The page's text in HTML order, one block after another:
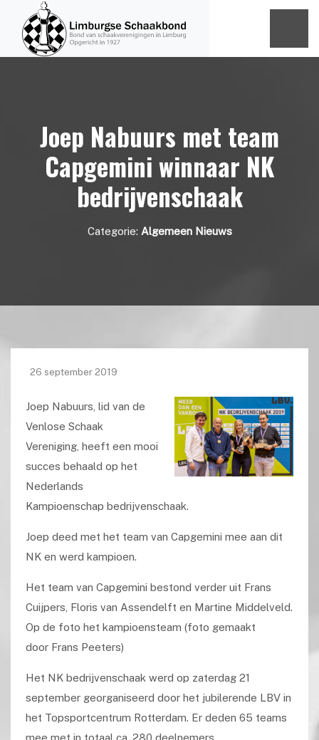
Joep Nabuurs met team
Capgemini winnaar NK
bedrijvenschaak
Categorie: Algemeen Nieuws
26 september 2019
Joep Nabuurs, lid van de
Venlose Schaak
Vereniging, heeft een mooi
succes behaald op het
Nederlands
Kampioenschap bedrijvenschaak.
Joep deed met het team van Capgemini mee aan dit
NK en werd kampioen.
Het team van Capgemini bestond verder uit Frans
Cuijpers, Floris van Assendelft en Martine Middelveld.
Op de foto het kampioensteam (foto gemaakt
door Frans Peeters)
Het NK bedrijvenschaak werd op zaterdag 21
september georganiseerd door het jubilerende LBV in
het Topsportcentrum Rotterdam. Er deden 65 teams
mee met in totaal ca. 280 deelnemers.